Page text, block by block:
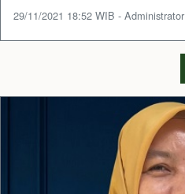
29/11/2021 18:52 WIB - Administrator